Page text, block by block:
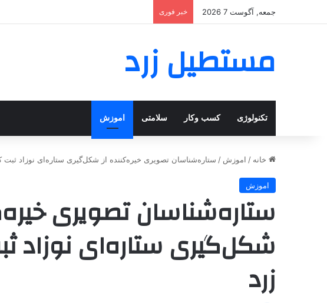
جمعه, آگوست 7 2026 خبر فوری
مستطیل زرد
تکنولوژی کسب وکار سلامتی اموزش
خانه / اموزش / ستاره‌شناسان تصویری خیره‌کننده از شکل‌گیری ستاره‌ای نوزاد ثبت
اموزش
ستاره‌شناسان تصویری
شکل‌گیری ستاره‌ای نوزاد
زرد